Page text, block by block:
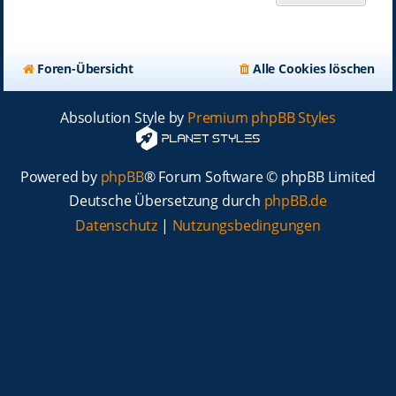
Foren-Übersicht Alle Cookies löschen
Absolution Style by Premium phpBB Styles
Powered by phpBB® Forum Software © phpBB Limited
Deutsche Übersetzung durch phpBB.de
Datenschutz | Nutzungsbedingungen